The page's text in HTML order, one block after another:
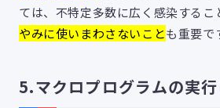
ては、不特定多数に広く感染するこ
やみに使いまわさないことも重要で
5.マクロプログラムの実